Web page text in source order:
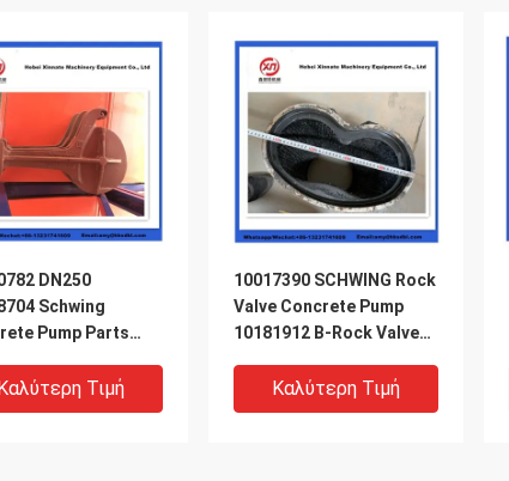
DN250
Schwing
Pump Parts
Τιμή
10017390 SCHWING Rock
Valve Concrete Pump
10181912 B-Rock Valve
210/180Καλύτερη Τιμή